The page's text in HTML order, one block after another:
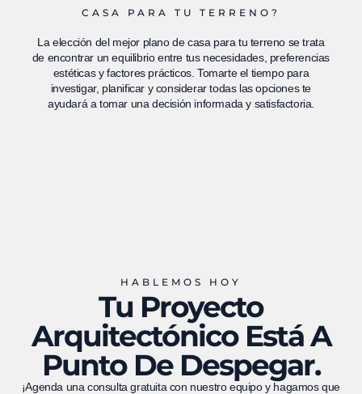
CASA PARA TU TERRENO?
La elección del mejor plano de casa para tu terreno se trata
de encontrar un equilibrio entre tus necesidades, preferencias
estéticas y factores prácticos. Tomarte el tiempo para
investigar, planificar y considerar todas las opciones te
ayudará a tomar una decisión informada y satisfactoria.
HABLEMOS HOY
Tu Proyecto
Arquitectónico Está A
Punto De Despegar.
¡Agenda una consulta gratuita con nuestro equipo y hagamos que